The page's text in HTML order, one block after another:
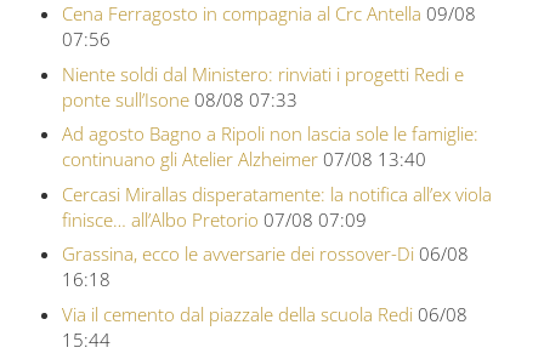
Cena Ferragosto in compagnia al Crc Antella 09/08
07:56
Niente soldi dal Ministero: rinviati i progetti Redi e
ponte sull’Isone 08/08 07:33
Ad agosto Bagno a Ripoli non lascia sole le famiglie:
continuano gli Atelier Alzheimer 07/08 13:40
Cercasi Mirallas disperatamente: la notifica all’ex viola
finisce… all’Albo Pretorio 07/08 07:09
Grassina, ecco le avversarie dei rossover-Di 06/08
16:18
Via il cemento dal piazzale della scuola Redi 06/08
15:44